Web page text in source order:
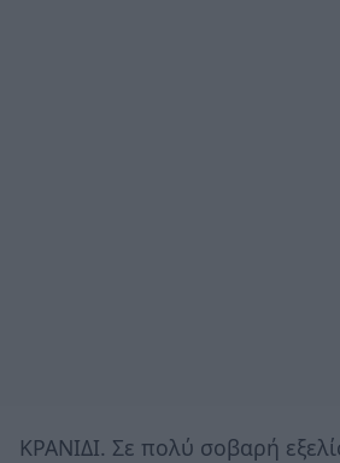
ΚΡΑΝΙΔΙ. Σε πολύ σοβαρή